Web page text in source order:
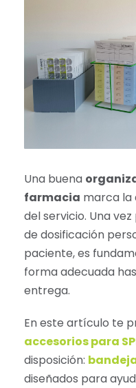
Una buena
farmacia marca la
del servicio. Una
de dosificación
paciente, es
forma adecuada
entrega.
En este artículo te
accesorios para
disposición:
diseñados para